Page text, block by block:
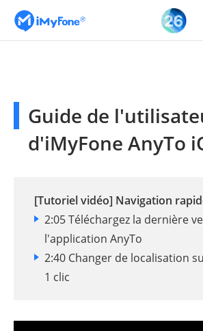
Guide de
d'iMyFone AnyTo
[Tutoriel vidéo] Navigation
2:05 Téléchargez la dernière
l'application AnyTo
2:40 Changer de localisation
1 clic